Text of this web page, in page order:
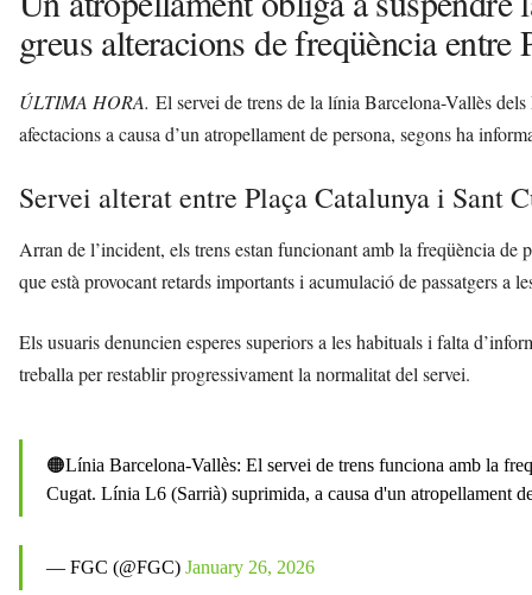
greus alteracions de freqüència entre
ÚLTIMA HORA. El servei de trens de la línia Barcelona-Vallès
afectacions a causa d’un atropellament de persona, segons ha
Servei alterat entre Plaça Catalunya i Sant
Arran de l’incident, els trens estan funcionant amb la freqüència de
que està provocant retards importants i acumulació de passatgers a
Els usuaris denuncien esperes superiors a les habituals i falta
treballa per restablir progressivament la normalitat del servei.
🟠Línia Barcelona-Vallès: El servei de trens funciona amb la
Cugat. Línia L6 (Sarrià) suprimida, a causa d'un atropellament
— FGC (@FGC) January 26, 2026